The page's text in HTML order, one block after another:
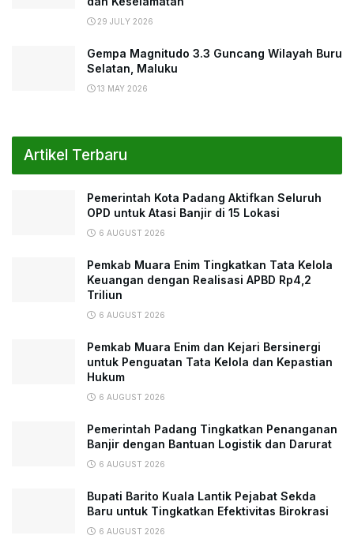
29 JULY 2026
Gempa Magnitudo 3.3 Guncang Wilayah Buru
Selatan, Maluku
13 MAY 2026
Artikel Terbaru
Pemerintah Kota Padang Aktifkan Seluruh
OPD untuk Atasi Banjir di 15 Lokasi
6 AUGUST 2026
Pemkab Muara Enim Tingkatkan Tata Kelola
Keuangan dengan Realisasi APBD Rp4,2
Triliun
6 AUGUST 2026
Pemkab Muara Enim dan Kejari Bersinergi
untuk Penguatan Tata Kelola dan Kepastian
Hukum
6 AUGUST 2026
Pemerintah Padang Tingkatkan Penanganan
Banjir dengan Bantuan Logistik dan Darurat
6 AUGUST 2026
Bupati Barito Kuala Lantik Pejabat Sekda
Baru untuk Tingkatkan Efektivitas Birokrasi
6 AUGUST 2026